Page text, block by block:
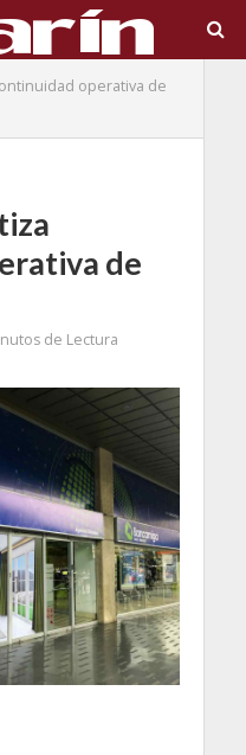
operativa de
de
de Lectura